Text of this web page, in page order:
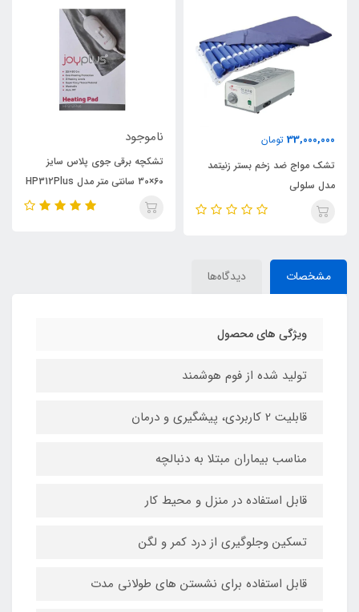
33,000,000 تومان
تشک مواج ضد زخم بستر زنیتمد
مدل سلولی
ناموجود
تشکچه برقی جوی پلاس سایز
60×30 سانتی متر مدل HP312Plus
مشخصات دیدگاه‌ها
ویژگی های محصول
تولید شده از فوم هوشمند
قابلیت 2 کاربردی، پیشگیری و درمان
مناسب بیماران مبتلا به دنبالچه
قابل استفاده در منزل و محیط کار
تسکین وجلوگیری از درد کمر و لگن
قابل استفاده برای نشستن های طولانی مدت